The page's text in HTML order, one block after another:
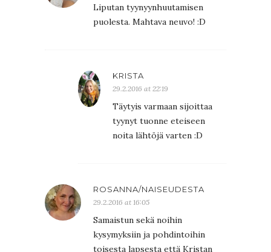
Liputan tyynyynhuutamisen
puolesta. Mahtava neuvo! :D
KRISTA
29.2.2016 at 22:19
Täytyis varmaan sijoittaa
tyynyt tuonne eteiseen
noita lähtöjä varten :D
ROSANNA/NAISEUDESTA
29.2.2016 at 16:05
Samaistun sekä noihin
kysymyksiin ja pohdintoihin
toisesta lapsesta että Kristan